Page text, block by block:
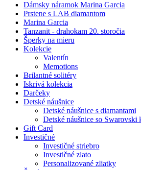
Dámsky náramok Marina Garcia
Prstene s LAB diamantom
Marina Garcia
Tanzanit - drahokam 20. storočia
Šperky na mieru
Kolekcie
Valentín
Memotions
Brilantné solitéry
Iskrivá kolekcia
Darčeky
Detské náušnice
Detské náušnice s diamantami
Detské náušnice so Swarovski
Gift Card
Investičné
Investičné striebro
Investičné zlato
Personalizované zliatky